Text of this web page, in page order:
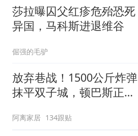
莎拉曝囚父红疹危殆恐死
异国，马科斯进退维谷
倔强的毛驴
放弃巷战！1500公斤炸弹
抹平双子城，顿巴斯正变
阿离家居 134跟贴